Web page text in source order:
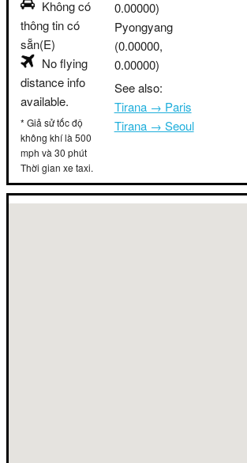
Không có
thông tin có
sẵn(E)
No flying
distance info
available.
* Giả sử tốc độ
không khí là 500
mph và 30 phút
Thời gian xe taxi.
0.00000)
Pyongyang
(0.00000,
0.00000)
See also:
Tirana → Paris
Tirana → Seoul